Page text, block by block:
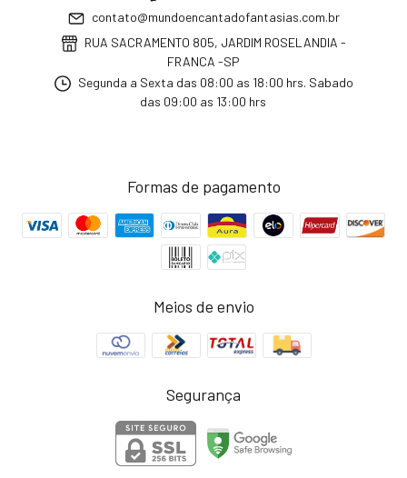
contato@mundoencantadofantasias.com.br
RUA SACRAMENTO 805, JARDIM ROSELANDIA -
FRANCA -SP
Segunda a Sexta das 08:00 as 18:00 hrs. Sabado
das 09:00 as 13:00 hrs
Formas de pagamento
Meios de envio
Segurança